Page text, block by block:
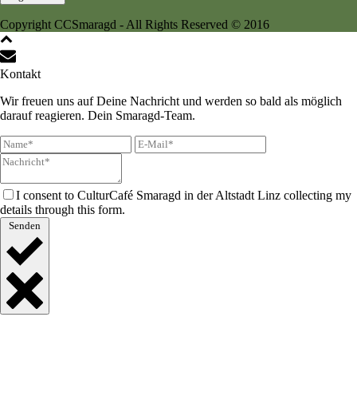
Copyright CCSmaragd - All Rights Reserved © 2016
Kontakt
Wir freuen uns auf Deine Nachricht und werden so bald als möglich
darauf reagieren. Dein Smaragd-Team.
I consent to CulturCafé Smaragd in der Altstadt Linz collecting my
details through this form.
Senden